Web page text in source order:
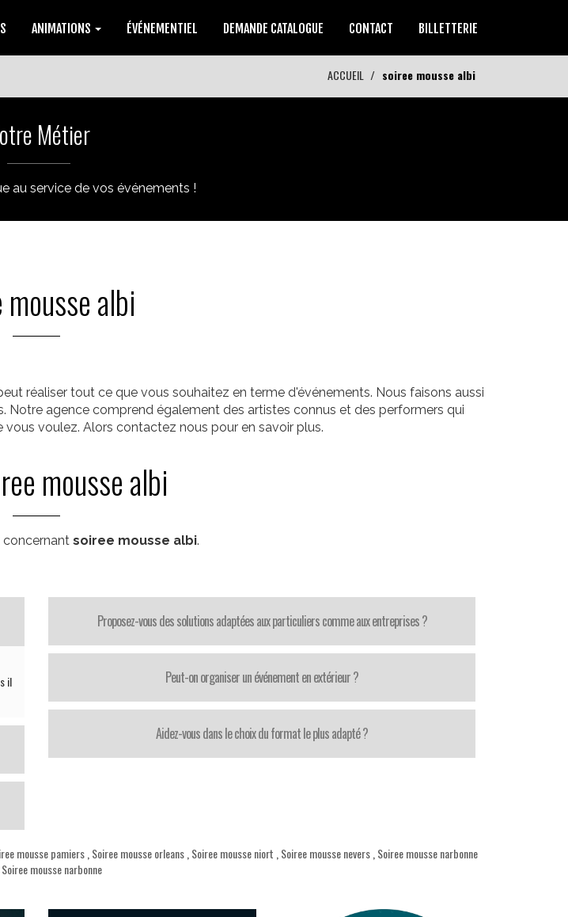
ANIMATIONS ÉVÉNEMENTIEL DEMANDE CATALOGUE CONTACT BILLETTERIE
ACCUEIL soiree mousse albi
Métier
au service de vos événements !
albi
réaliser tout ce que vous souhaitez en terme d'événements. Nous faisons aussi
agence comprend également des artistes connus et des performers qui
voulez. Alors contactez nous pour en savoir plus.
mousse albi
concernant soiree mousse albi.
il
Proposez-vous des solutions adaptées aux particuliers comme aux entreprises ?
Peut-on organiser un événement en extérieur ?
Aidez-vous dans le choix du format le plus adapté ?
mousse pamiers, Soiree mousse orleans, Soiree mousse niort Soiree mousse nevers, Soiree mousse narbonne
Soiree mousse narbonne